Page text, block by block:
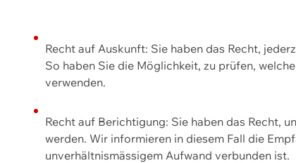
Recht auf Auskunft: Sie haben das Recht,
So haben Sie die Möglichkeit, zu prüfen,
verwenden.
Recht auf Berichtigung: Sie haben das Recht,
werden. Wir informieren in diesem Fall die
unverhältnismässigem Aufwand verbunden ist.